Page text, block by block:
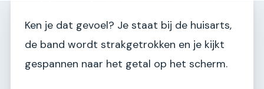
Ken je dat gevoel? Je staat bij de huisarts,
de band wordt strakgetrokken en je kijkt
gespannen naar het getal op het scherm.